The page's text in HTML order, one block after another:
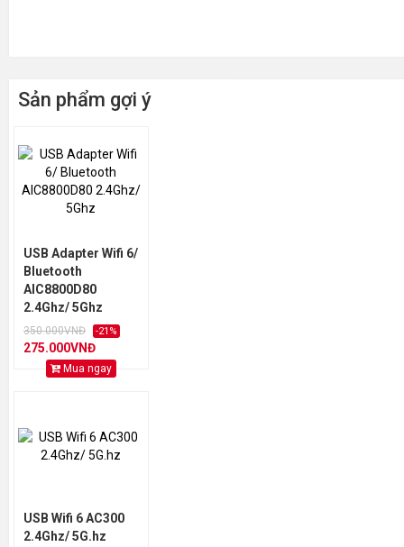
Sản phẩm gợi ý
USB Adapter Wifi 6/
Bluetooth
AIC8800D80
2.4Ghz/ 5Ghz
350.000VNĐ -21%
275.000VNĐ
Mua ngay
USB Wifi 6 AC300
2.4Ghz/ 5G.hz